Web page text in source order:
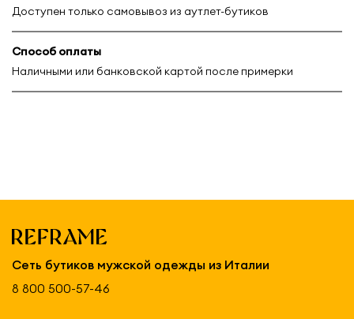
Доступен только самовывоз из аутлет-бутиков
Способ оплаты
Наличными или банковской картой после примерки
Сеть бутиков мужской одежды из Италии
8 800 500-57-46